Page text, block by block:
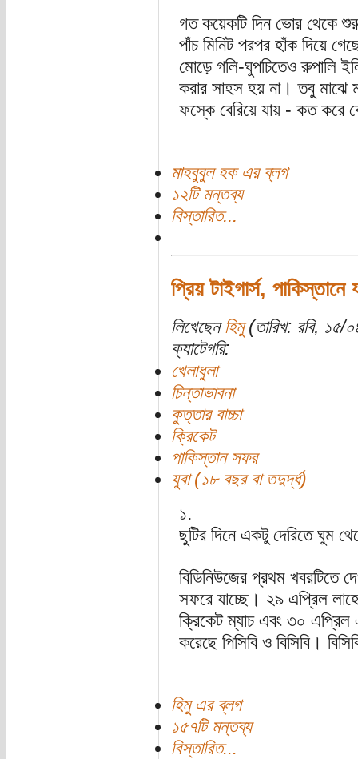
গত কয়েকটি দিন ভোর থেকে শুরু
পাঁচ মিনিট পরপর হাঁক দিয়ে
মোড়ে গলি-ঘুপচিতেও রুপালি
করার সাহস হয় না। তবু মাঝে
ফস্কে বেরিয়ে যায় - কত করে
মাহবুবুল হক এর ব্লগ
১২টি মন্তব্য
বিস্তারিত...
প্রিয় টাইগার্স, পাকিস্তানে
লিখেছেন হিমু(তারিখ: রবি, ১৫/
ক্যাটেগরি:
খেলাধুলা
চিন্তাভাবনা
কুত্তার বাচ্চা
ক্রিকেট
পাকিস্তান সফর
যুবা (১৮ বছর বা তদুর্দ্ধ)
১.
ছুটির দিনে একটু দেরিতে ঘুম
বিডিনিউজের প্রথম খবরটিতে
সফরে যাচ্ছে। ২৯ এপ্রিল
ক্রিকেট ম্যাচ এবং ৩০ এপ্রিল
করেছে পিসিবি ও বিসিবি।
হিমু এর ব্লগ
১৫৭টি মন্তব্য
বিস্তারিত...